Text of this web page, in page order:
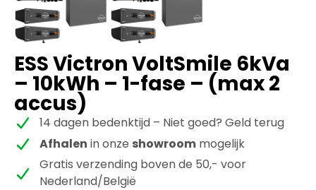
ESS Victron VoltSmile 6kVa
– 10kWh – 1-fase – (max 2
accus)
14 dagen bedenktijd – Niet goed? Geld terug
Afhalen in onze showroom mogelijk
Gratis verzending boven de 50,- voor
Nederland/België